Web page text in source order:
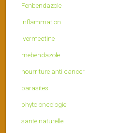
Fenbendazole
inflammation
ivermectine
mebendazole
nourriture anti cancer
parasites
phyto oncologie
sante naturelle